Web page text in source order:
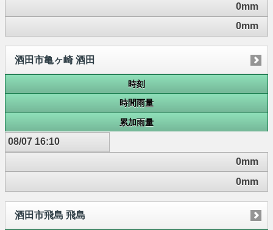
0mm
0mm
酒田市亀ヶ崎 酒田
時刻
時間雨量
累加雨量
08/07 16:10
0mm
0mm
酒田市飛島 飛島